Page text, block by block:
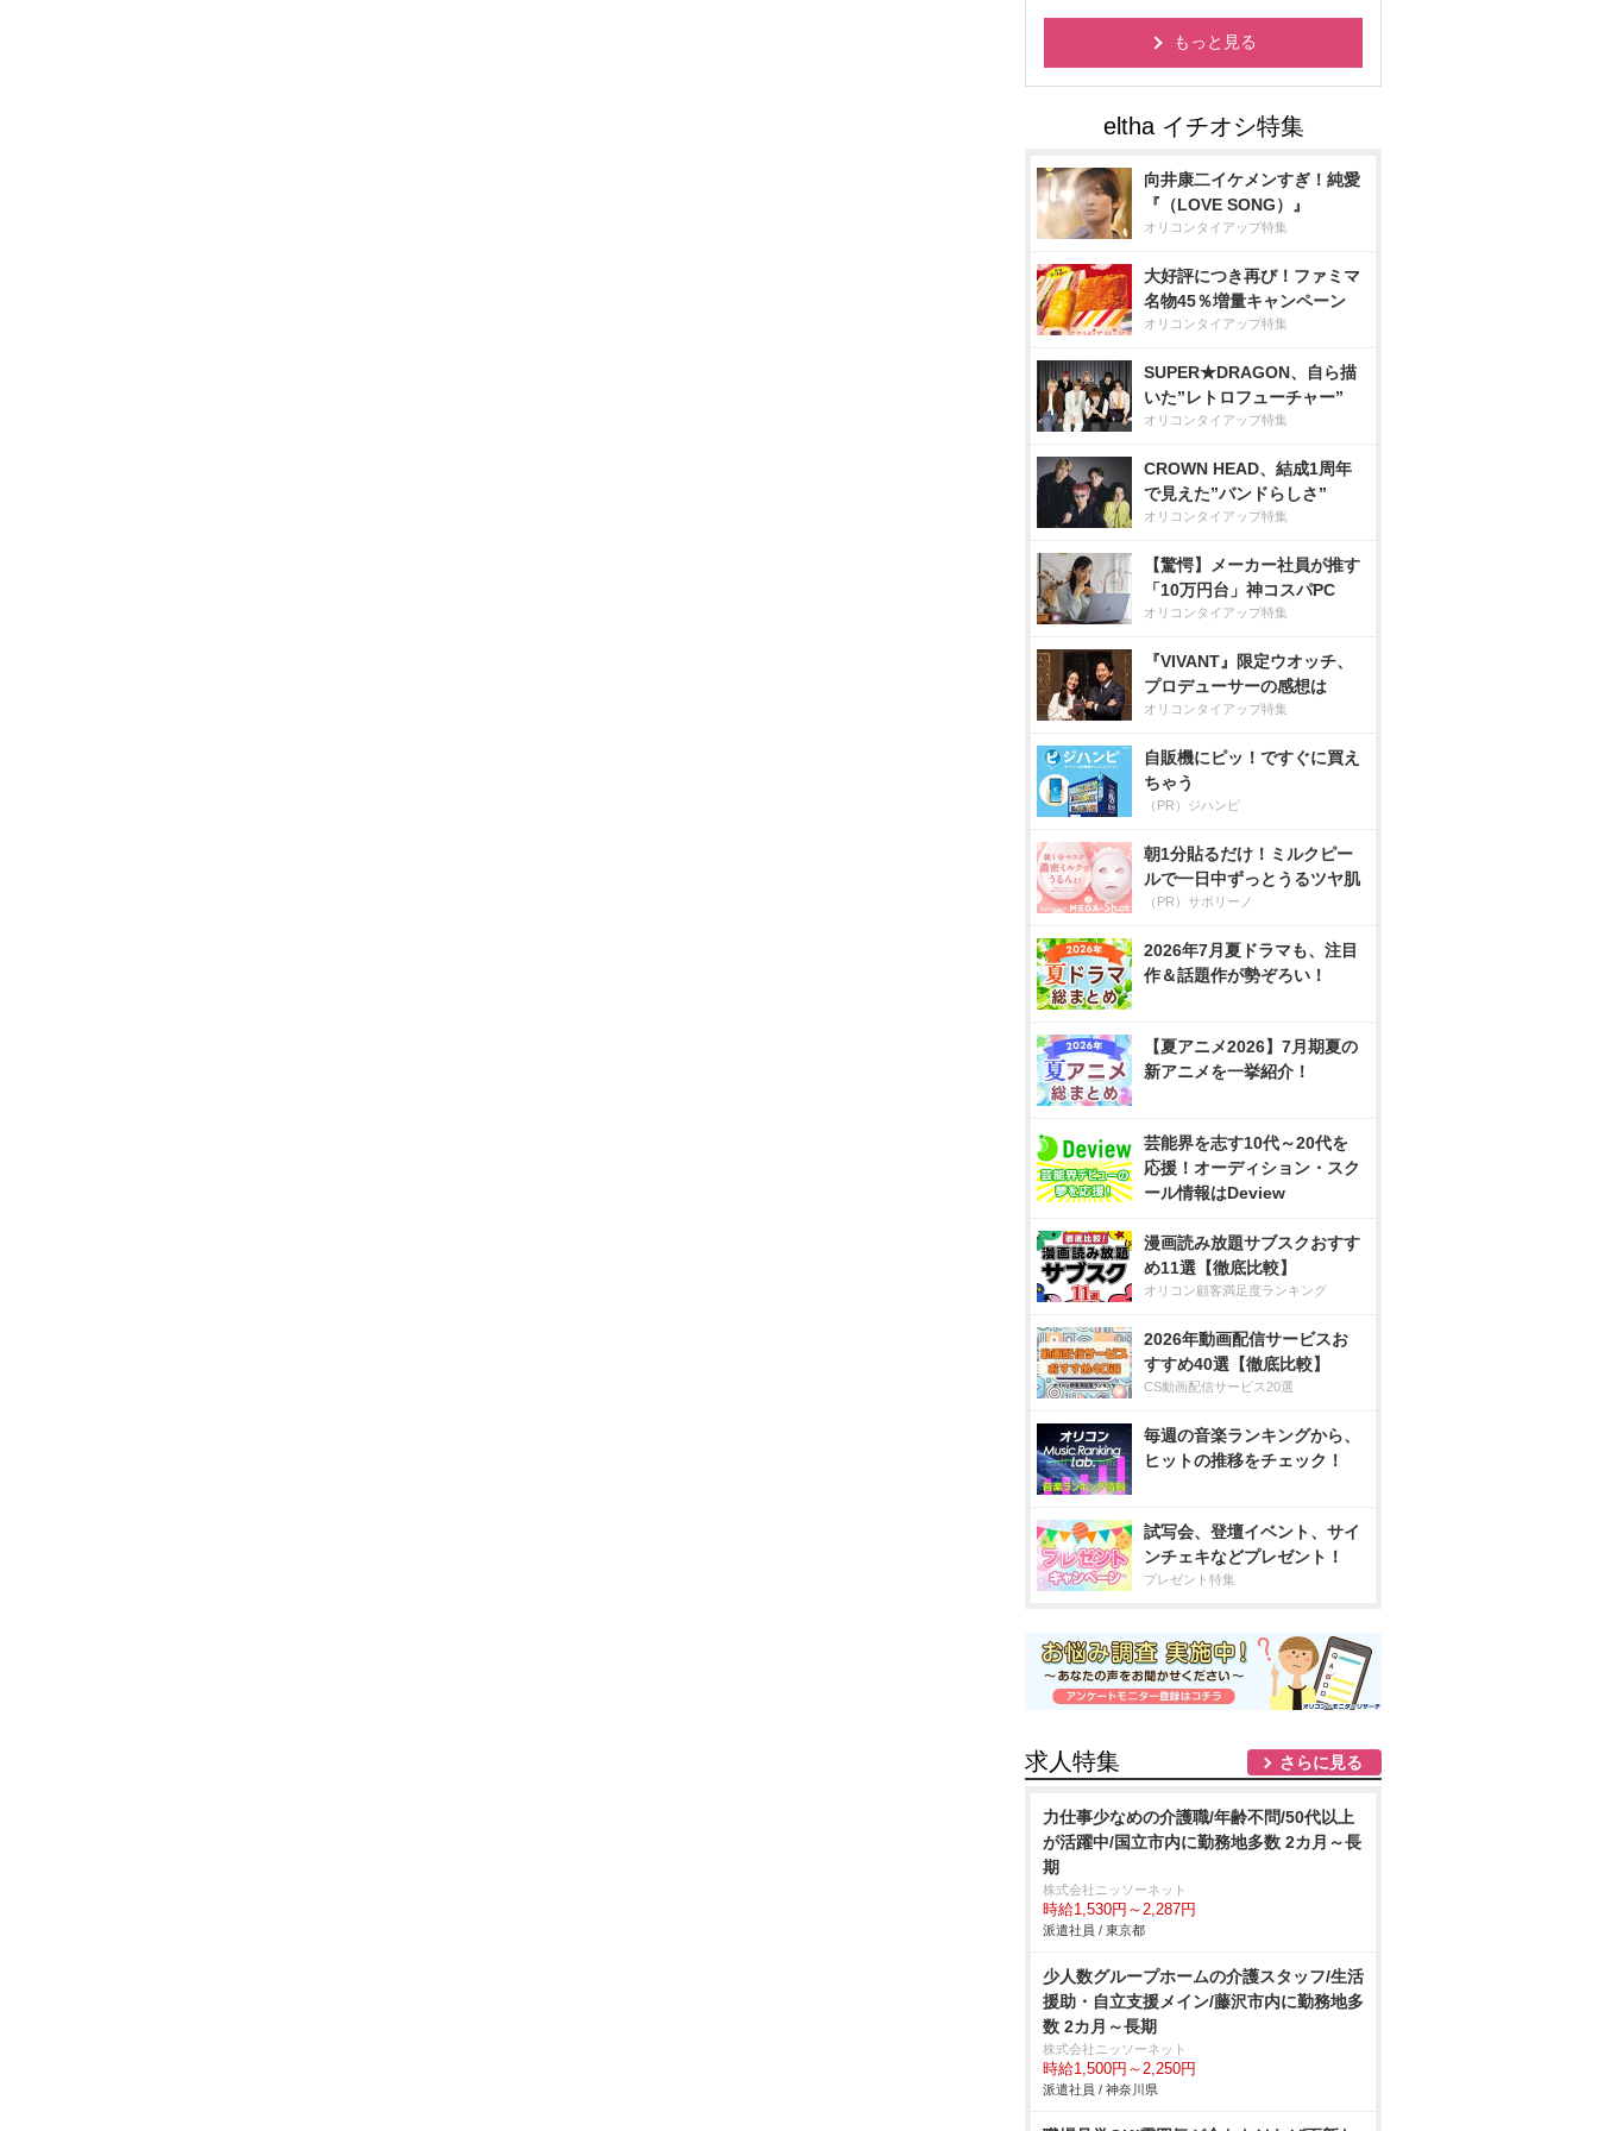
もっと見る
向井康二イケメンすぎ！純愛
『（LOVE SONG）』
オリコンタイアップ特集
大好評につき再び！ファミマ
名物45％増量キャンペーン
オリコンタイアップ特集
SUPER★DRAGON、自ら描
いた”レトロフューチャー”
オリコンタイアップ特集
CROWN HEAD、結成1周年
で見えた”バンドらしさ”
オリコンタイアップ特集
【驚愕】メーカー社員が推す
「10万円台」神コスパPC
オリコンタイアップ特集
『VIVANT』限定ウオッチ、
プロデューサーの感想は
オリコンタイアップ特集
自販機にピッ！ですぐに買え
ちゃう
（PR）ジハンピ
朝1分貼るだけ！ミルクピー
ルで一日中ずっとうるツヤ肌
（PR）サボリーノ
2026年7月夏ドラマも、注目
作＆話題作が勢ぞろい！
【夏アニメ2026】7月期夏の
新アニメを一挙紹介！
芸能界を志す10代～20代を
応援！オーディション・スク
ール情報はDeview
漫画読み放題サブスクおすす
め11選【徹底比較】
オリコン顧客満足度ランキング
2026年動画配信サービスお
すすめ40選【徹底比較】
CS動画配信サービス20選
毎週の音楽ランキングから、
ヒットの推移をチェック！
試写会、登壇イベント、サイ
ンチェキなどプレゼント！
プレゼント特集
求人特集 さらに見る
力仕事少なめの介護職/年齢不問/50代以上
が活躍中/国立市内に勤務地多数 2カ月～長
期
株式会社ニッソーネット
時給1,530円～2,287円
派遣社員 / 東京都
少人数グループホームの介護スタッフ/生活
援助・自立支援メイン/藤沢市内に勤務地多
数 2カ月～長期
株式会社ニッソーネット
時給1,500円～2,250円
派遣社員 / 神奈川県